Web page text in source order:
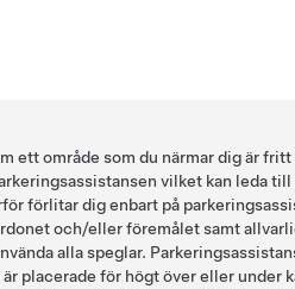
ett område som du närmar dig är
vilket kan leda
förlitar dig enbart på
och/eller föremålet samt
alla speglar.
placerade för högt över eller under